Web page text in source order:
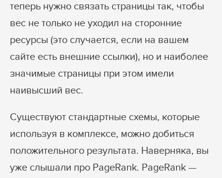
теперь нужно связать страницы так, чтобы
вес не только не уходил на сторонние
ресурсы (это случается, если на вашем
сайте есть внешние ссылки), но и наиболее
значимые страницы при этом имели
наивысший вес.
Существуют стандартные схемы, которые
используя в комплексе, можно добиться
положительного результата. Наверняка, вы
уже слышали про PageRank. PageRank —